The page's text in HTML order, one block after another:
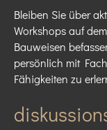
Bleiben Sie über
Workshops auf
Bauweisen
persönlich mit
Fähigkeiten zu